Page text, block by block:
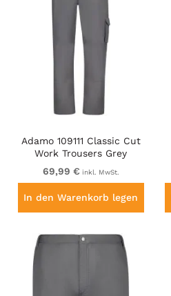
Adamo 109111 Classic Cut
Work Trousers Grey
69,99 € inkl. MwSt.
In den Warenkorb legen